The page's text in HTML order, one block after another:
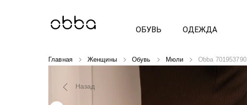
ОБУВЬ ОДЕЖДА
Главная Женщины Обувь Мюли Obba 701953790
Назад